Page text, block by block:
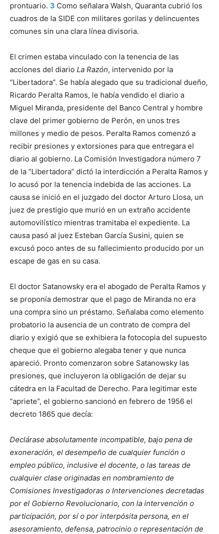
prontuario. 3 Como señalara Walsh, Quaranta cubrió los
cuadros de la SIDE con militares gorilas y delincuentes
comunes sin una clara línea divisoria.
El crimen estaba vinculado con la tenencia de las
acciones del diario La Razón, intervenido por la
“Libertadora”. Se había alegado que su tradicional dueño,
Ricardo Peralta Ramos, le había vendido el diario a
Miguel Miranda, presidente del Banco Central y hombre
clave del primer gobierno de Perón, en unos tres
millones y medio de pesos. Peralta Ramos comenzó a
recibir presiones y extorsiones para que entregara el
diario al gobierno. La Comisión Investigadora número 7
de la “Libertadora” dictó la interdicción a Peralta Ramos y
lo acusó por la tenencia indebida de las acciones. La
causa se inició en el juzgado del doctor Arturo Llosa, un
juez de prestigio que murió en un extraño accidente
automovilístico mientras tramitaba el expediente. La
causa pasó al juez Esteban García Susini, quien se
excusó poco antes de su fallecimiento producido por un
escape de gas en su casa.
El doctor Satanowsky era el abogado de Peralta Ramos y
se proponía demostrar que el pago de Miranda no era
una compra sino un préstamo. Señalaba como elemento
probatorio la ausencia de un contrato de compra del
diario y exigió que se exhibiera la fotocopia del supuesto
cheque que el gobierno alegaba tener y que nunca
apareció. Pronto comenzaron sobre Satanowsky las
presiones, que incluyeron la obligación de dejar su
cátedra en la Facultad de Derecho. Para legitimar este
“apriete”, el gobierno sancionó en febrero de 1956 el
decreto 1865 que decía:
Declárase absolutamente incompatible, bajo pena de
exoneración, el desempeño de cualquier función o
empleo público, inclusive el docente, o las tareas de
cualquier clase originadas en nombramiento de
Comisiones Investigadoras o Intervenciones decretadas
por el Gobierno Revolucionario, con la intervención o
participación, por sí o por interpósita persona, en el
asesoramiento, defensa, patrocinio o representación de